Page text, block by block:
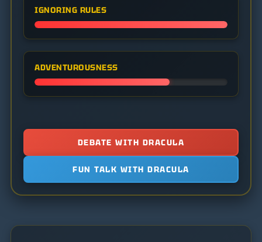
IGNORING RULES
ADVENTUROUSNESS
DEBATE WITH DRACULA
FUN TALK WITH DRACULA